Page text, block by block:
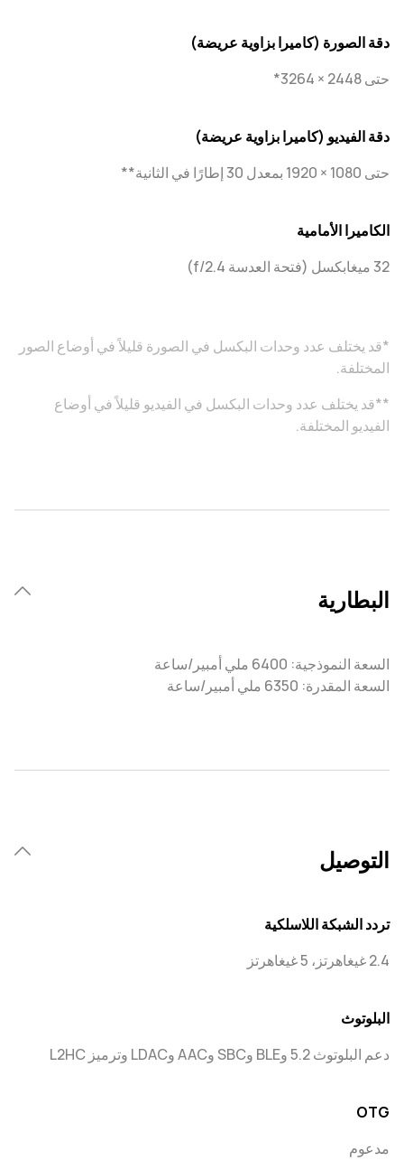
دقة الصورة (كاميرا بزاوية عريضة)
حتى 2448 × 3264*
دقة الفيديو (كاميرا بزاوية عريضة)
حتى 1080 × 1920 بمعدل 30 إطارًا في الثانية**
الكاميرا الأمامية
32 ميغابكسل (فتحة العدسة f/2.4)
*قد يختلف عدد وحدات البكسل في الصورة قليلاً في أوضاع الصور
المختلفة.
**قد يختلف عدد وحدات البكسل في الفيديو قليلاً في أوضاع
الفيديو المختلفة.
البطارية
السعة النموذجية: 6400 ملي أمبير/ساعة
السعة المقدرة: 6350 ملي أمبير/ساعة
التوصيل
تردد الشبكة اللاسلكية
2.4 غيغاهرتز، 5 غيغاهرتز
البلوتوث
دعم البلوتوث 5.2 وBLE وSBC وAAC وLDAC وترميز L2HC
OTG
مدعوم